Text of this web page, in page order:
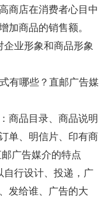
商店在消费者心目中
加商品的销售额。
企业形象和商品形象
哪些？直邮广告媒
品目录、商品说明
单、明信片、印有商
广告媒介的特点
行设计、投递，广
发给谁、广告的大